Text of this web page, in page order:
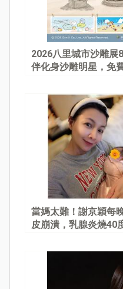
2026八里城市沙雕展
伴化身沙雕明星，免
當媽太難！謝京穎每
皮崩潰，乳腺炎燒40